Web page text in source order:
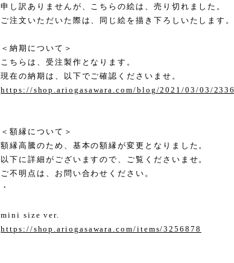
申し訳ありませんが、こちらの絵は、売り切れました。
ご注文いただいた際は、同じ絵を描き下ろしいたします。
＜納期について＞
こちらは、受注製作となります。
現在の納期は、以下でご確認くださいませ。
https://shop.ariogasawara.com/blog/2021/03/03/
＜額縁について＞
額縁高騰のため、基本の額縁が変更となりました。
以下に詳細がございますので、ご覧くださいませ。
ご不明点は、お問い合わせください。
・
mini size ver.
https://shop.ariogasawara.com/items/3256878